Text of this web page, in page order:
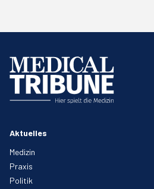
Aktuelles
Medizin
Praxis
Politik